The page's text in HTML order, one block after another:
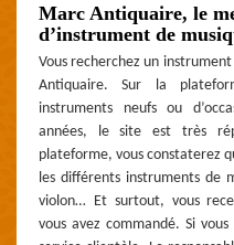
Marc Antiquaire, le
d’instrument de
Vous recherchez un
Antiquaire. Sur la
instruments neufs ou
années, le site est très
plateforme, vous constaterez
les différents instruments de
violon… Et surtout, vous
vous avez commandé. Si